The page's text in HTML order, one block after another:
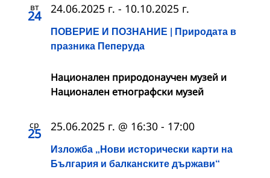
вт
24
ПОВЕРИЕ И ПОЗНАНИЕ | Природата в
празника Пеперуда
24.06.2025 г. - 10.10.2025 г.
Национален природонаучен музей и
Национален етнографски музей
ср
25
Изложба „Нови исторически карти на
България и балканските държави“
25.06.2025 г. @ 16:30 - 17:00